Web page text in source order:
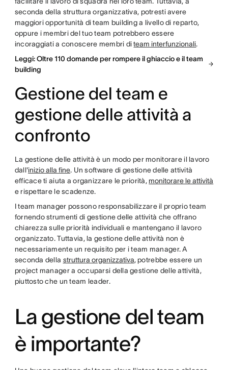
seconda della struttura organizzativa, potresti avere
maggiori opportunità di team building a livello di reparto,
oppure i membri del tuo team potrebbero essere
incoraggiati a conoscere membri diteam interfunzionali.
Leggi: Oltre 110 domande per rompere il ghiaccio e il team
building
Gestione del team e
gestione delle attività a
confronto
La gestione delle attività è un modo per monitorare il lavoro
dall'inizio alla fine. Un software di gestione delle attività
efficace ti aiuta a organizzare le priorità, monitorare le attività
e rispettare le scadenze.
I team manager possono responsabilizzare il proprio team
fornendo strumenti di gestione delle attività che offrano
chiarezza sulle priorità individuali e mantengano il lavoro
organizzato. Tuttavia, la gestione delle attività non è
necessariamente un requisito per i team manager. A
seconda della struttura organizzativa, potrebbe essere un
project manager a occuparsi della gestione delle attività,
piuttosto che un team leader.
La gestione del team
è importante?